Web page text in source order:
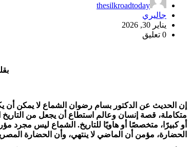
thesilkroadtoday
جاليري
يناير 30, 2026
0 تعليق
إن الحديث عن الدكتور بسام رضوان الشماع لا يمكن أن
متكاملة، قصة إنسان وعالم استطاع أن يجعل من
أو كبيرًا، متخصصًا أو هاويًا للتاريخ. الشماع ليس مجرد
الحضارة، مؤمن أن الماضي لا ينتهي، وأن الحضارة